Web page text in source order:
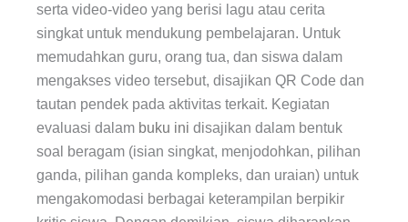
serta video-video yang berisi lagu atau cerita
singkat untuk mendukung pembelajaran. Untuk
memudahkan guru, orang tua, dan siswa dalam
mengakses video tersebut, disajikan QR Code dan
tautan pendek pada aktivitas terkait. Kegiatan
evaluasi dalam buku ini disajikan dalam bentuk
soal beragam (isian singkat, menjodohkan, pilihan
ganda, pilihan ganda kompleks, dan uraian) untuk
mengakomodasi berbagai keterampilan berpikir